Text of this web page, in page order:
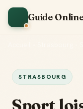
Guide
STRASBOURG